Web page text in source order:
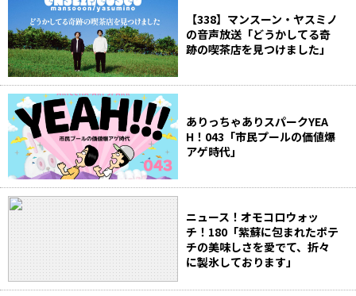
【338】マンスーン・ヤスミノ
の音声放送「どうかしてる奇
跡の喫茶店を見つけました」
ありっちゃありスパークYEA
H！043「市民プールの価値爆
アゲ時代」
ニュース！オモコロウォッ
チ！180「紫蘇に包まれたポテ
チの美味しさを愛でて、折々
に製氷しております」